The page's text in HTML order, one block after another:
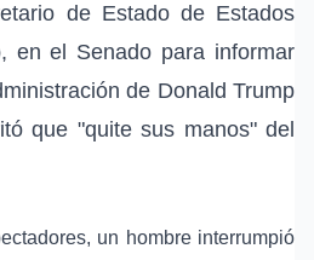
de Estado de Estados
, en el Senado para informar
de Donald Trump
que "quite sus manos" del
un hombre interrumpió